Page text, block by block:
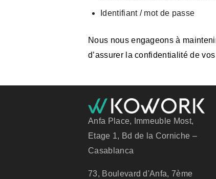
Identifiant / mot de passe
Nous nous engageons à
d’assurer la confidentialité de
Anfa Place, Immeuble Most,
Etage 1, Bd de la Corniche –
Casablanca
73, Boulevard d'Anfa, 7ème